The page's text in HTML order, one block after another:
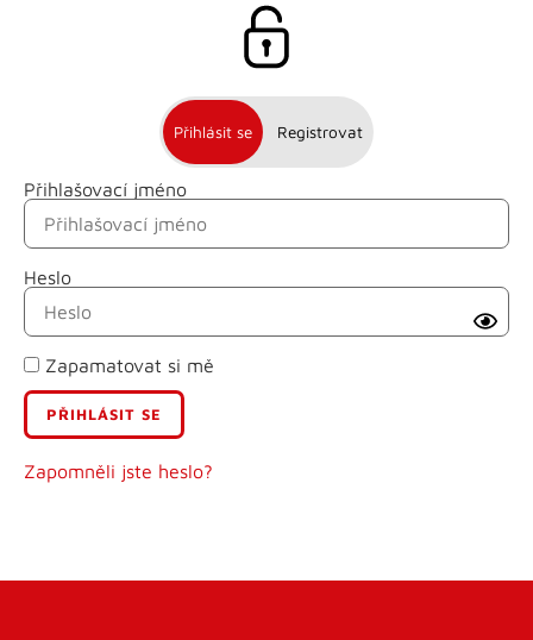
Přihlásit se Registrovat
Přihlašovací jméno
Heslo
Zapamatovat si mě
Zapomněli jste heslo?
Jméno
Příjmení
E-mail
Uživatelské jméno